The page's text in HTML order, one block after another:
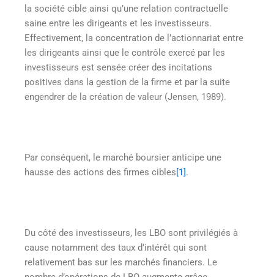
la société cible ainsi qu’une relation contractuelle
saine entre les dirigeants et les investisseurs.
Effectivement, la concentration de l’actionnariat entre
les dirigeants ainsi que le contrôle exercé par les
investisseurs est sensée créer des incitations
positives dans la gestion de la firme et par la suite
engendrer de la création de valeur (Jensen, 1989).
Par conséquent, le marché boursier anticipe une
hausse des actions des firmes cibles[1].
Du côté des investisseurs, les LBO sont privilégiés à
cause notamment des taux d’intérêt qui sont
relativement bas sur les marchés financiers. Le